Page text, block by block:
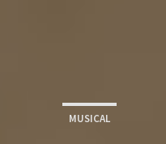
MUSICAL